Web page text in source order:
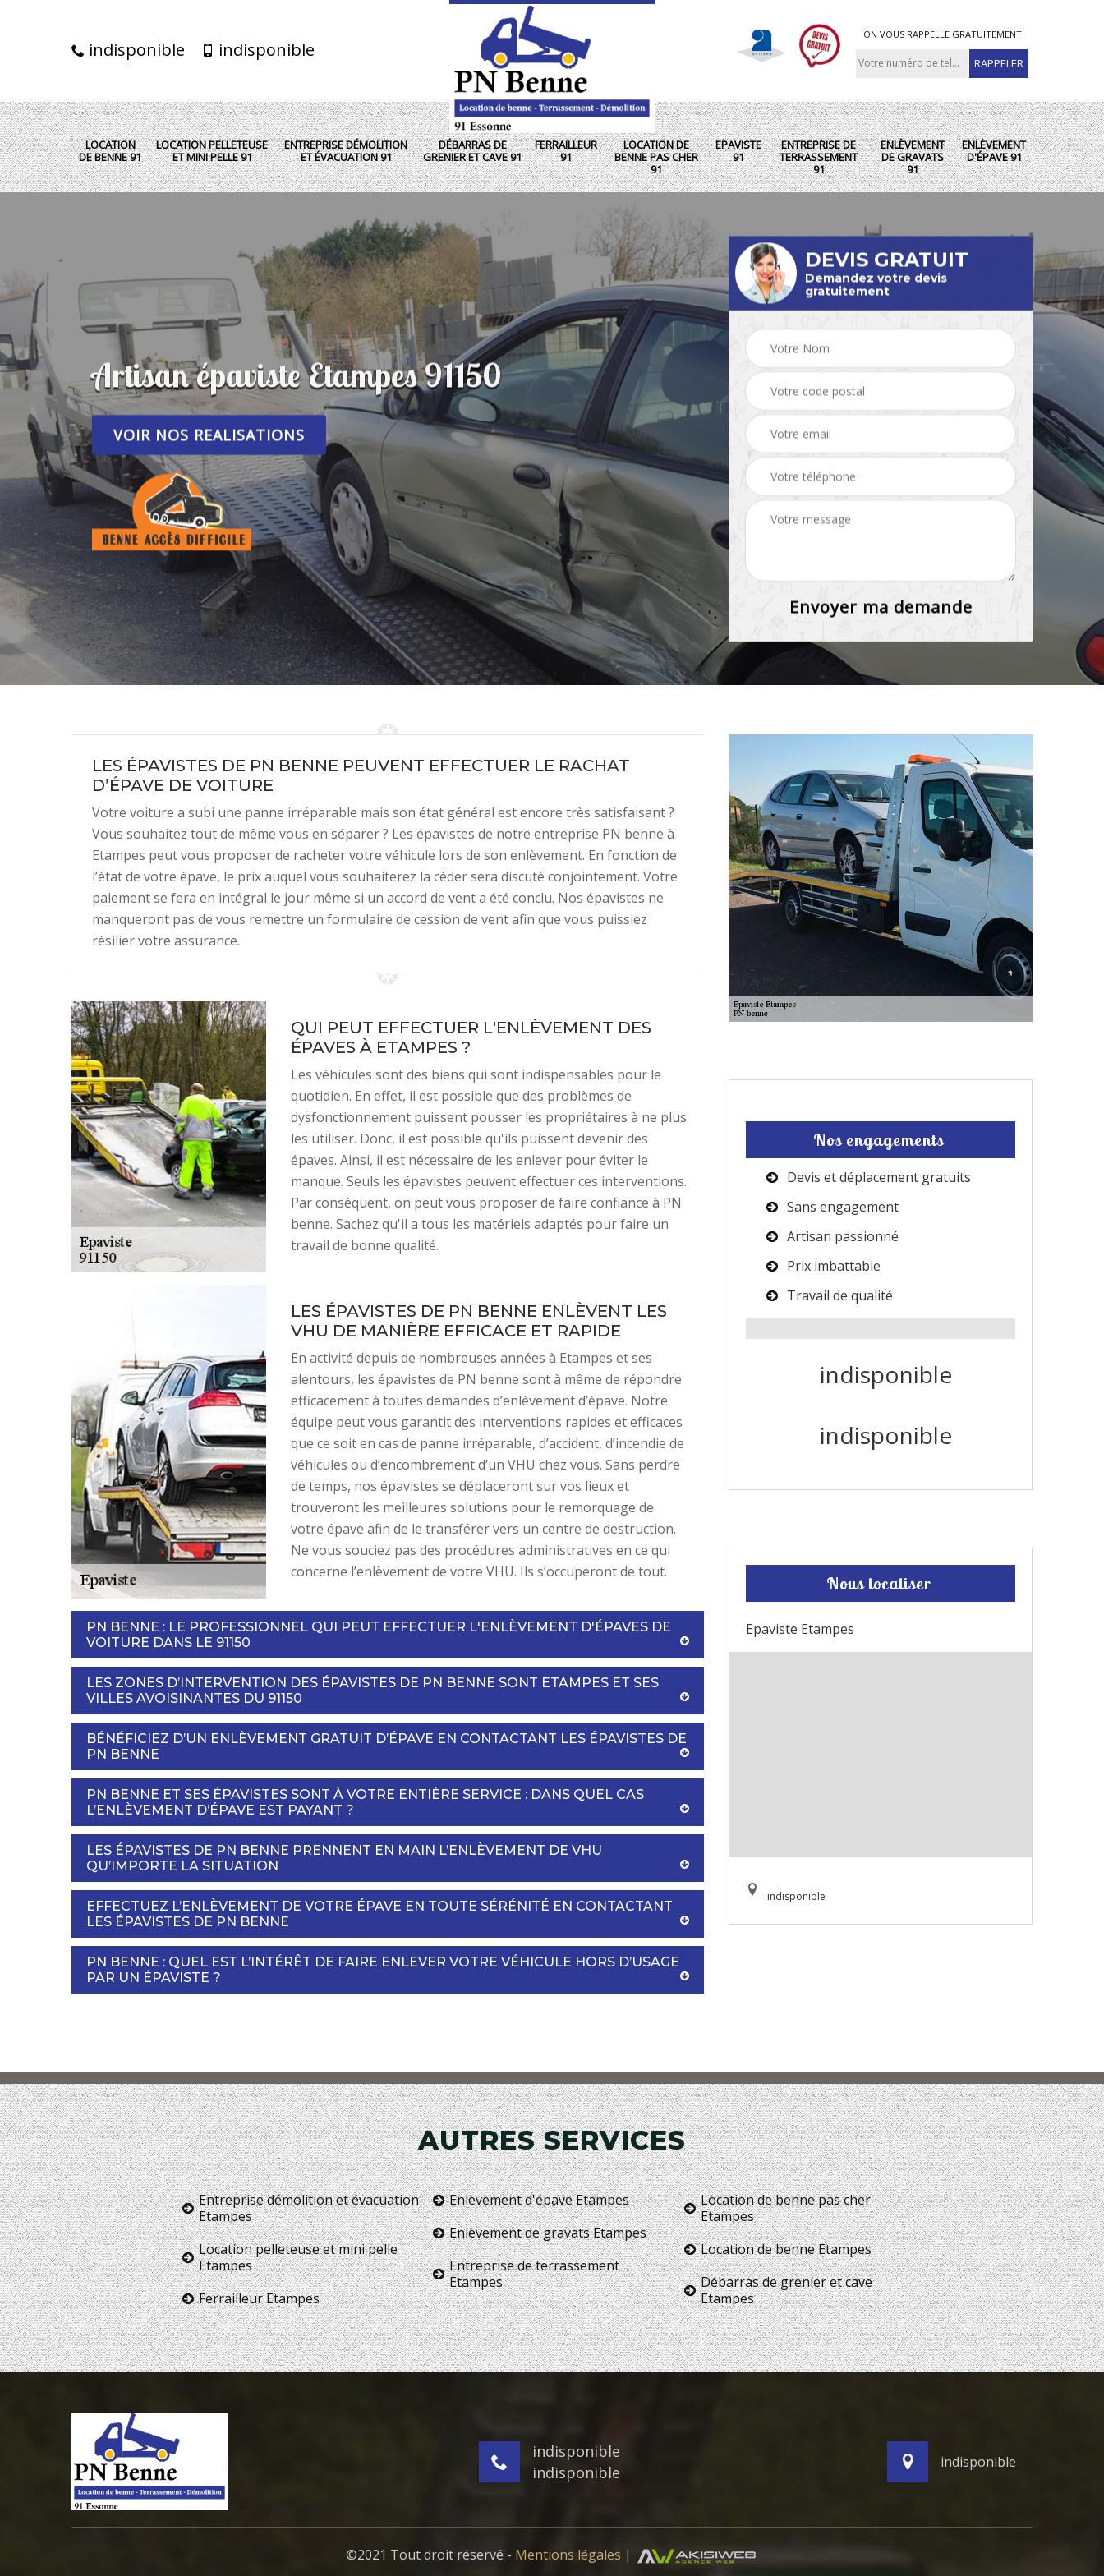
indisponible indisponible
ON VOUS RAPPELLE GRATUITEMENT
LOCATION
DE BENNE 91
LOCATION PELLETEUSE
ET MINI PELLE 91
ENTREPRISE DÉMOLITION
ET ÉVACUATION 91
DÉBARRAS DE
GRENIER ET CAVE 91
FERRAILLEUR
91
LOCATION DE
BENNE PAS CHER
91
EPAVISTE
91
ENTREPRISE DE
TERRASSEMENT
91
ENLÈVEMENT
DE GRAVATS
91
ENLÈVEMENT
D'ÉPAVE 91
Artisan épaviste Etampes 91150
VOIR NOS REALISATIONS
DEVIS GRATUIT
Demandez votre devis
gratuitement
LES ÉPAVISTES DE PN BENNE PEUVENT EFFECTUER LE RACHAT
D’ÉPAVE DE VOITURE
Votre voiture a subi une panne irréparable mais son état général est encore très satisfaisant ?
Vous souhaitez tout de même vous en séparer ? Les épavistes de notre entreprise PN benne à
Etampes peut vous proposer de racheter votre véhicule lors de son enlèvement. En fonction de
l’état de votre épave, le prix auquel vous souhaiterez la céder sera discuté conjointement. Votre
paiement se fera en intégral le jour même si un accord de vent a été conclu. Nos épavistes ne
manqueront pas de vous remettre un formulaire de cession de vent afin que vous puissiez
résilier votre assurance.
QUI PEUT EFFECTUER L'ENLÈVEMENT DES
ÉPAVES À ETAMPES ?
Les véhicules sont des biens qui sont indispensables pour le
quotidien. En effet, il est possible que des problèmes de
dysfonctionnement puissent pousser les propriétaires à ne plus
les utiliser. Donc, il est possible qu'ils puissent devenir des
épaves. Ainsi, il est nécessaire de les enlever pour éviter le
manque. Seuls les épavistes peuvent effectuer ces interventions.
Par conséquent, on peut vous proposer de faire confiance à PN
benne. Sachez qu'il a tous les matériels adaptés pour faire un
travail de bonne qualité.
LES ÉPAVISTES DE PN BENNE ENLÈVENT LES
VHU DE MANIÈRE EFFICACE ET RAPIDE
En activité depuis de nombreuses années à Etampes et ses
alentours, les épavistes de PN benne sont à même de répondre
efficacement à toutes demandes d’enlèvement d’épave. Notre
équipe peut vous garantit des interventions rapides et efficaces
que ce soit en cas de panne irréparable, d’accident, d’incendie de
véhicules ou d’encombrement d’un VHU chez vous. Sans perdre
de temps, nos épavistes se déplaceront sur vos lieux et
trouveront les meilleures solutions pour le remorquage de
votre épave afin de le transférer vers un centre de destruction.
Ne vous souciez pas des procédures administratives en ce qui
concerne l’enlèvement de votre VHU. Ils s’occuperont de tout.
PN BENNE : LE PROFESSIONNEL QUI PEUT EFFECTUER L'ENLÈVEMENT D'ÉPAVES DE
VOITURE DANS LE 91150
LES ZONES D’INTERVENTION DES ÉPAVISTES DE PN BENNE SONT ETAMPES ET SES
VILLES AVOISINANTES DU 91150
BÉNÉFICIEZ D’UN ENLÈVEMENT GRATUIT D’ÉPAVE EN CONTACTANT LES ÉPAVISTES DE
PN BENNE
PN BENNE ET SES ÉPAVISTES SONT À VOTRE ENTIÈRE SERVICE : DANS QUEL CAS
L’ENLÈVEMENT D’ÉPAVE EST PAYANT ?
LES ÉPAVISTES DE PN BENNE PRENNENT EN MAIN L’ENLÈVEMENT DE VHU
QU’IMPORTE LA SITUATION
EFFECTUEZ L’ENLÈVEMENT DE VOTRE ÉPAVE EN TOUTE SÉRÉNITÉ EN CONTACTANT
LES ÉPAVISTES DE PN BENNE
PN BENNE : QUEL EST L’INTÉRÊT DE FAIRE ENLEVER VOTRE VÉHICULE HORS D’USAGE
PAR UN ÉPAVISTE ?
Nos engagements
Devis et déplacement gratuits
Sans engagement
Artisan passionné
Prix imbattable
Travail de qualité
indisponible
indisponible
Nous localiser
Epaviste Etampes
indisponible
AUTRES SERVICES
Entreprise démolition et évacuation
Etampes
Location pelleteuse et mini pelle
Etampes
Ferrailleur Etampes
Enlèvement d'épave Etampes
Enlèvement de gravats Etampes
Entreprise de terrassement
Etampes
Location de benne pas cher
Etampes
Location de benne Etampes
Débarras de grenier et cave
Etampes
indisponible
indisponible
indisponible
©2021 Tout droit réservé - Mentions légales |